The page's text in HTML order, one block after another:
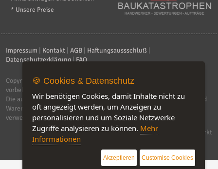
* Unsere Preise
Impressum Kontakt AGB Haftungsaussschluß
Datenschutzerklärung|FAQ
Copyright © 2026ebiz-consult GmbH & Co. KG
vorbehalten.
Die auf dieser Seite verwendeten Produktbezeichnungen, Namen und
Warenzeichen sind Eigentum der jeweiligen Firmen. Unser Portal
verwendet Affiliat-Links, für dir wir Geld erhalten.
Software by IQ-Markt
🍪 Cookies & Datenschutz
Wir benötigen Cookies, damit Inhalte nicht zu
oft angezeigt werden, um Anzeigen zu
personalisieren und um Soziale Netzwerke
Zugriffe analysieren zu können. Mehr
Informationen
Akzeptieren Customise Cookies